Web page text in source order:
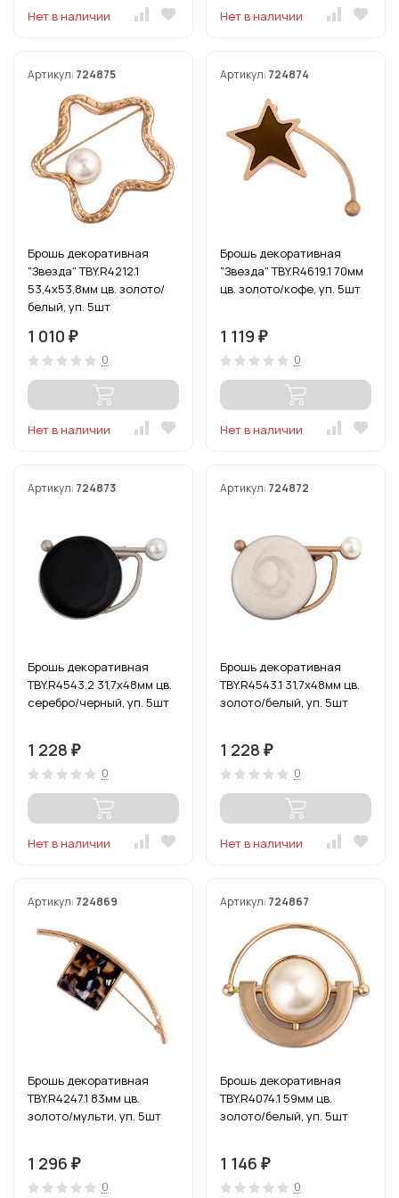
Нет в наличии Нет в наличии
Артикул: 724875
Брошь декоративная
"Звезда" TBY.R4212.1
53,4х53,8мм цв. золото/
белый, уп. 5шт
1 010 ₽
0
Нет в наличии
Артикул: 724874
Брошь декоративная
"Звезда" TBY.R4619.1 70мм
цв. золото/кофе, уп. 5шт
1 119 ₽
0
Нет в наличии
Артикул: 724873
Брошь декоративная
TBY.R4543.2 31,7х48мм цв.
серебро/черный, уп. 5шт
1 228 ₽
0
Нет в наличии
Артикул: 724872
Брошь декоративная
TBY.R4543.1 31,7х48мм цв.
золото/белый, уп. 5шт
1 228 ₽
0
Нет в наличии
Артикул: 724869
Брошь декоративная
TBY.R4247.1 83мм цв.
золото/мульти, уп. 5шт
1 296 ₽
0
Артикул: 724867
Брошь декоративная
TBY.R4074.1 59мм цв.
золото/белый, уп. 5шт
1 146 ₽
0